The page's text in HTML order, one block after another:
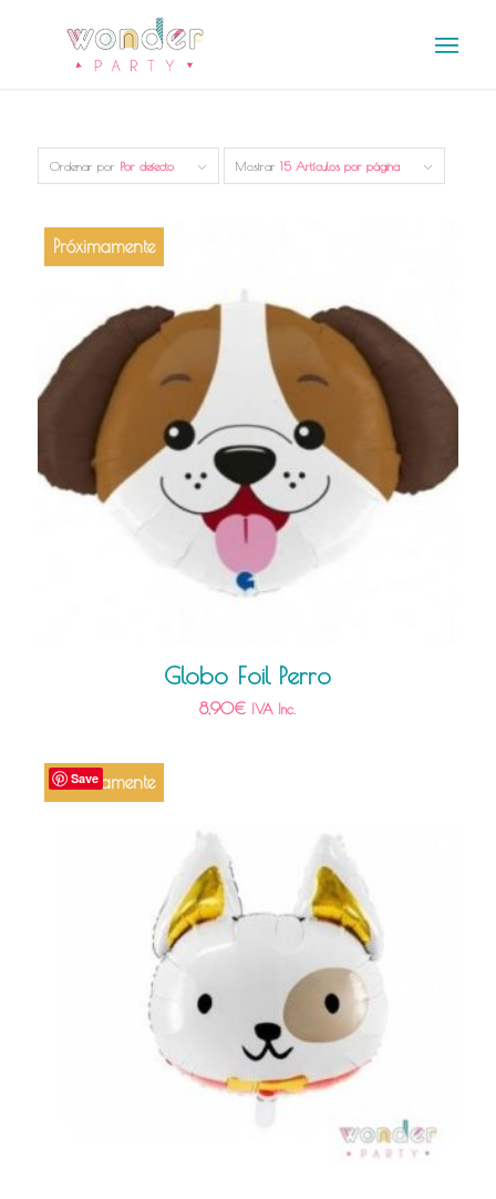
Ordenar por Por defecto Mostrar 15 Artículos por página
Próximamente
Globo Foil Perro
8,90€ IVA Inc.
Próximamente
Save